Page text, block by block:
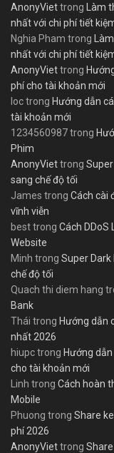
AnonyViettrong
Làm
nhất với chi phí tiết
Nghia Pham trong
nhất với chi phí tiết
AnonyViettrong
phí cho tài khoản mới
loctrong Hướng dẫn
tài khoản mới
1234560987trong
Phim
AnonyViettrong
sang chế độ tối
James trong Cách cài
vĩnh viễn
besttrong Cách DDoS
Website
Minh trong Super
chế độ tối
Quach thi diem hang
Bank
Thái trong Hướng dẫn
nhất 2026
hiupctrong Hướng
cho tài khoản mới
Linh trong Cách hoàn
Mobile
Phuong trong Share
phí 2026
AnonyViettrong